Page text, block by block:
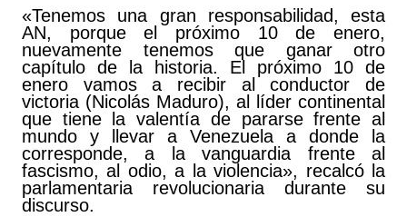
«Tenemos una gran responsabilidad, esta
AN, porque el próximo 10 de enero,
nuevamente tenemos que ganar otro
capítulo de la historia. El próximo 10 de
enero vamos a recibir al conductor de
victoria (Nicolás Maduro), al líder continental
que tiene la valentía de pararse frente al
mundo y llevar a Venezuela a donde la
corresponde, a la vanguardia frente al
fascismo, al odio, a la violencia», recalcó la
parlamentaria revolucionaria durante su
discurso.